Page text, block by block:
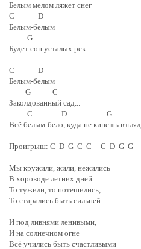
Белым мелом ляжет снег
C D
Белым-белым
G
Будет сон усталых рек
C D
Белым-белым
G C
Заколдованный сад...
C D G
Всё белым-бело, куда не кинешь взгляд
Проигрыш: C D G C C C D G G
Мы кружили, жили, нежились
В хороводе летних дней
То тужили, то потешились,
То старались быть сильней
И под ливнями ленивыми,
И на солнечном огне
Всё учились быть счастливыми